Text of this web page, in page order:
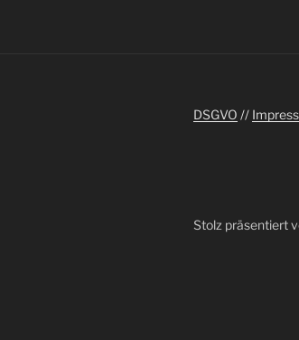
DSGVO //
Stolz präsentiert